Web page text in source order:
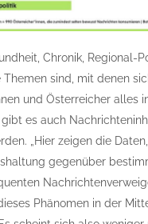
Chronik, Regional-
Themen sind, mit denen
und Österreicher alles
es auch
„Hier zeigen die
gegenüber
Phänomen in der